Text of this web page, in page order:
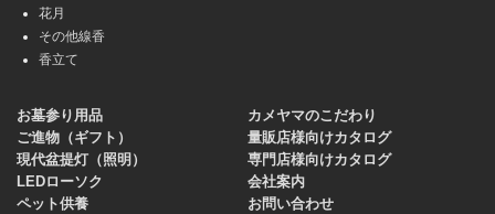
花月
その他線香
香立て
お墓参り用品
ご進物（ギフト）
現代盆提灯（照明）
LEDローソク
ペット供養
カメヤマのこだわり
量販店様向けカタログ
専門店様向けカタログ
会社案内
お問い合わせ